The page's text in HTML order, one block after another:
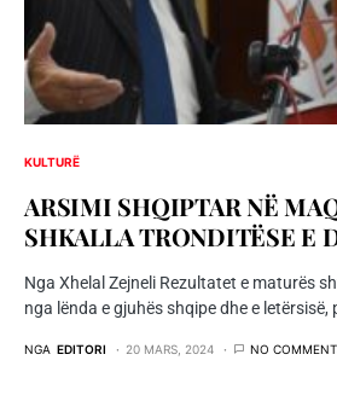
KULTURË
ARSIMI SHQIPTAR NË
SHKALLA TRONDITËSE E
Nga Xhelal Zejneli Rezultatet e maturës
nga lënda e gjuhës shqipe dhe e letërsisë,
NGA EDITORI 20 MARS, 2024 NO